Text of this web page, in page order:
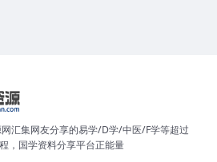
汇集网友分享的易学/D学/中医/F学等超过
，国学资料分享平台正能量